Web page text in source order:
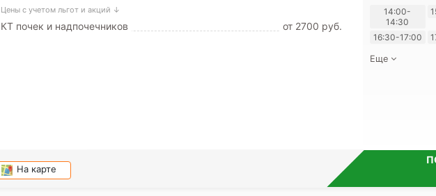
Цены с учетом льгот и акций ↓
КТ почек и надпочечников от 2700 pуб.
14:00-
14:30
16:30-17:00
Еще
На карте